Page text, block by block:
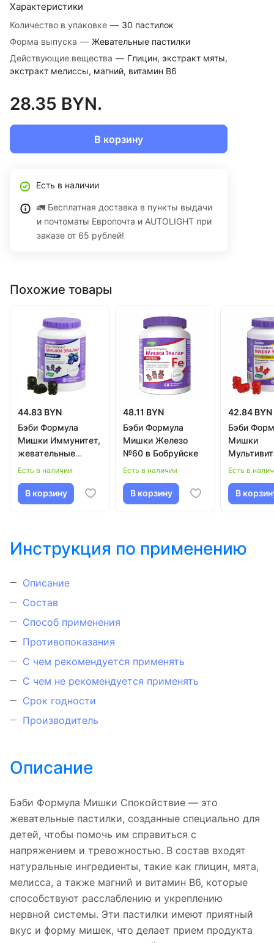
Характеристики
Количество в упаковке — 30 пастилок
Форма выпуска — Жевательные пастилки
Действующие вещества — Глицин, экстракт мяты,
экстракт мелиссы, магний, витамин В6
28.35 BYN.
В корзину
Есть в наличии
🚛 Бесплатная доставка в пункты выдачи
и почтоматы Европочта и AUTOLIGHT при
заказе от 65 рублей!
Похожие товары
44.83 BYN
Бэби Формула
Мишки Иммунитет,
жевательные
пастилки №60 в
Есть в наличии
В корзину
48.11 BYN
Бэби Формула
Мишки Железо
№60 в Бобруйске
Есть в наличии
В корзину
42.84 BYN
Бэби
Мишки
№60 в
Есть в
В
Инструкция по применению
Описание
Состав
Способ применения
Противопоказания
С чем рекомендуется применять
С чем не рекомендуется применять
Срок годности
Производитель
Описание
Бэби Формула Мишки Спокойствие — это
жевательные пастилки, созданные специально для
детей, чтобы помочь им справиться с
напряжением и тревожностью. В состав входят
натуральные ингредиенты, такие как глицин, мята,
мелисса, а также магний и витамин В6, которые
способствуют расслаблению и укреплению
нервной системы. Эти пастилки имеют приятный
вкус и форму мишек, что делает прием продукта